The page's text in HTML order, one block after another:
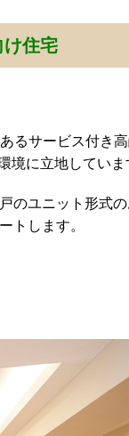
住宅
るサービス付き
に立地していま
のユニット形式
トします。